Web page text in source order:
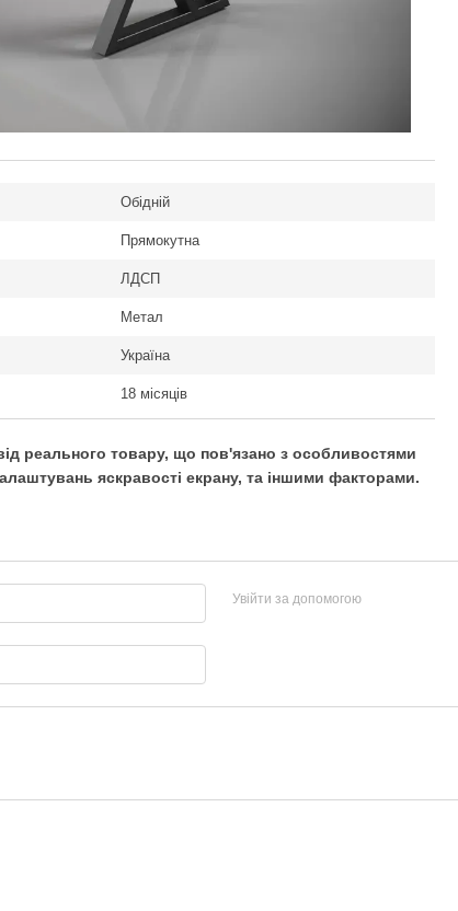
Обідній
Прямокутна
ЛДСП
Метал
Україна
18 місяців
реального товару, що пов'язано з особливостями
яскравості екрану, та іншими факторами.
Увійти за допомогою